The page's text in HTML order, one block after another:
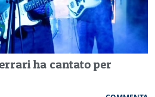
ha cantato per